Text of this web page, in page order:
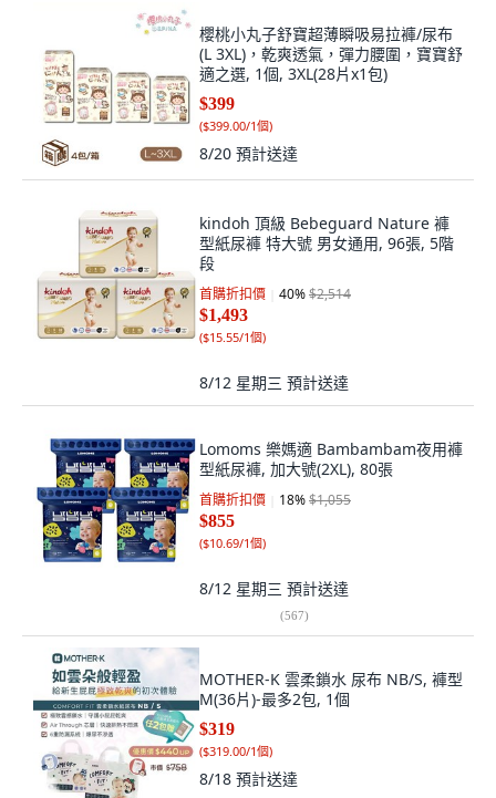
櫻桃小丸子舒寶超薄瞬吸易拉褲/尿布
(L 3XL)，乾爽透氣，彈力腰圍，寶寶舒
適之選, 1個, 3XL(28片x1包)
$399
($399.00/1個)
8/20 預計送達
kindoh 頂級 Bebeguard Nature 褲
型紙尿褲 特大號 男女通用, 96張, 5階
段
首購折扣價 40%$2,514
$1,493
($15.55/1個)
8/12 星期三 預計送達
Lomoms 樂媽適 Bambambam夜用褲
型紙尿褲, 加大號(2XL), 80張
首購折扣價 18%$1,055
$855
($10.69/1個)
8/12 星期三 預計送達
(567)
MOTHER-K 雲柔鎖水 尿布 NB/S, 褲型
M(36片)-最多2包, 1個
$319
($319.00/1個)
8/18 預計送達